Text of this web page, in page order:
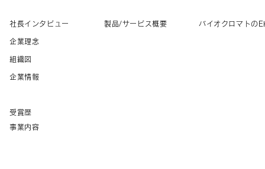
社長インタビュー
企業理念
組織図
企業情報
受賞歴
製品/サービス概要
事業内容
バイオクロマトの